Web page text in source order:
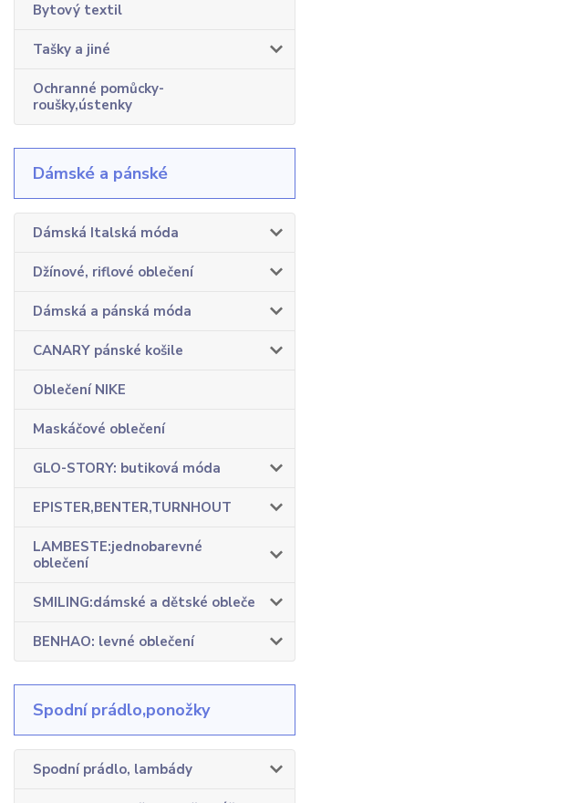
Bytový textil
Tašky a jiné
Ochranné pomůcky-
roušky,ústenky
Dámské a pánské
Dámská Italská móda
Džínové, riflové oblečení
Dámská a pánská móda
CANARY pánské košile
Oblečení NIKE
Maskáčové oblečení
GLO-STORY: butiková móda
EPISTER,BENTER,TURNHOUT
LAMBESTE:jednobarevné
oblečení
SMILING:dámské a dětské obleče
BENHAO: levné oblečení
Spodní prádlo,ponožky
Spodní prádlo, lambády